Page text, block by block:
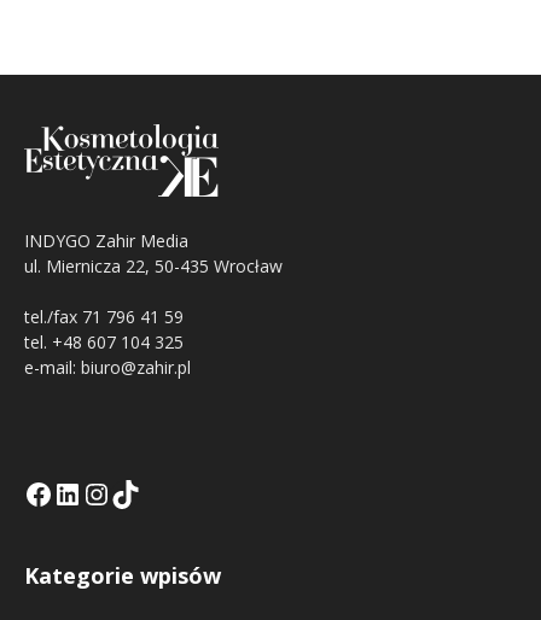
INDYGO Zahir Media
ul. Miernicza 22, 50-435 Wrocław
tel./fax 71 796 41 59
tel. +48 607 104 325
e-mail: biuro@zahir.pl
Facebook
LinkedIn
Tik Tok KEInstagramm KE
Kategorie wpisów